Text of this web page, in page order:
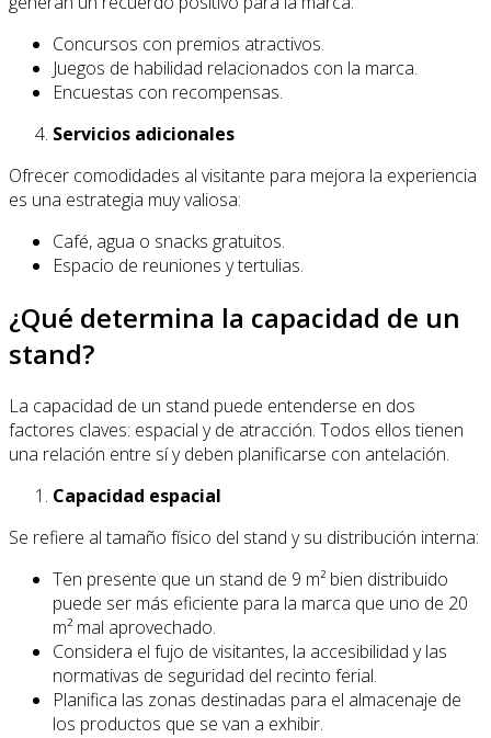
Concursos con premios atractivos.
Juegos de habilidad relacionados con la marca.
Encuestas con recompensas.
Servicios adicionales
Ofrecer comodidades al visitante para mejora la experiencia
es una estrategia muy valiosa:
Café, agua o snacks gratuitos.
Espacio de reuniones y tertulias.
¿Qué determina la capacidad de un
stand?
La capacidad de un stand puede entenderse en dos
factores claves: espacial y de atracción. Todos ellos tienen
una relación entre sí y deben planificarse con antelación.
Capacidad espacial
Se refiere al tamaño físico del stand y su distribución interna:
Ten presente que un stand de 9 m² bien distribuido
puede ser más eficiente para la marca que uno de 20
m² mal aprovechado.
Considera el fujo de visitantes, la accesibilidad y las
normativas de seguridad del recinto ferial.
Planifica las zonas destinadas para el almacenaje de
los productos que se van a exhibir.